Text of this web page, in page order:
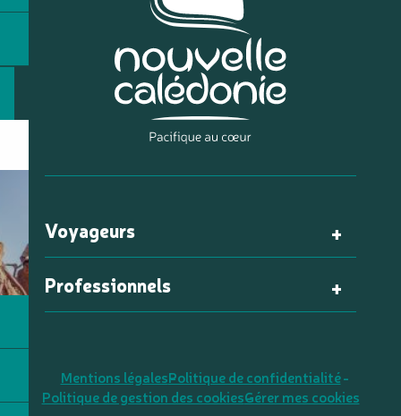
Voyageurs
Professionnels
Mentions légalesPolitique de confidentialité
Politique de gestion des cookiesGérer mes cookies